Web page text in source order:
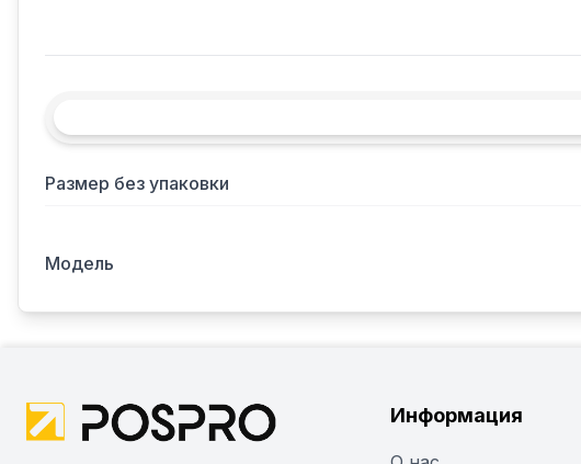
Размер без упаковки
Модель
Информация